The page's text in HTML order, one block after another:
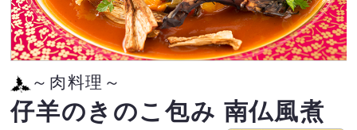
～肉料理～
仔羊のきのこ包み 南仏風煮